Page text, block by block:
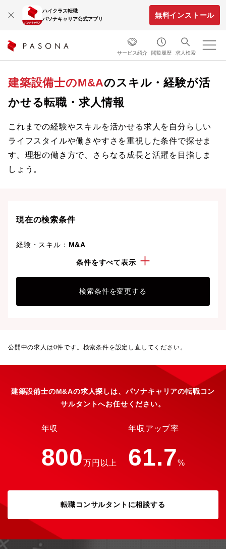
ハイクラス転職
パソナキャリア公式アプリ
無料インストール
サービス紹介 閲覧履歴 求人検索
建築設備士のM&Aのスキル・経験が活
かせる転職・求人情報
これまでの経験やスキルを活かせる求人を自分らしい
ライフスタイルや働きやすさを重視した条件で探せま
す。理想の働き方で、さらなる成長と活躍を目指しま
しょう。
現在の検索条件
経験・スキル： M&A
条件をすべて表示
検索条件を変更する
公開中の求人は0件です。検索条件を設定し直してください。
建築設備士のM&Aの求人探しは、パソナキャリアの転職コン
サルタントへお任せください。
年収
800万円以上
年収アップ率
61.7%
転職コンサルタントに相談する